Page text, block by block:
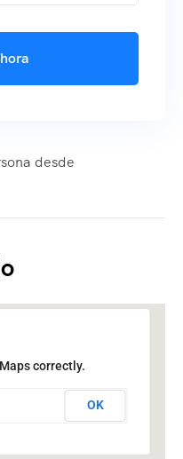
desde
correctly.
OK